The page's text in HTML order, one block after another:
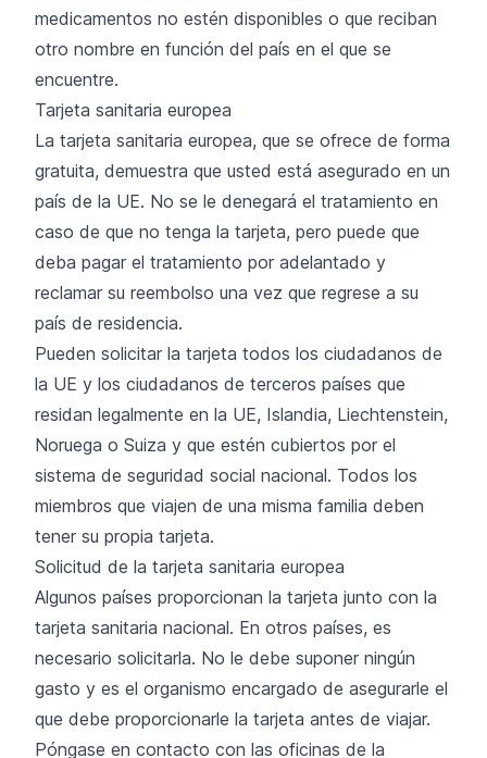
medicamentos no estén disponibles o que reciban
otro nombre en función del país en el que se
encuentre.
Tarjeta sanitaria europea
La tarjeta sanitaria europea, que se ofrece de forma
gratuita, demuestra que usted está asegurado en un
país de la UE. No se le denegará el tratamiento en
caso de que no tenga la tarjeta, pero puede que
deba pagar el tratamiento por adelantado y
reclamar su reembolso una vez que regrese a su
país de residencia.
Pueden solicitar la tarjeta todos los ciudadanos de
la UE y los ciudadanos de terceros países que
residan legalmente en la UE, Islandia, Liechtenstein,
Noruega o Suiza y que estén cubiertos por el
sistema de seguridad social nacional. Todos los
miembros que viajen de una misma familia deben
tener su propia tarjeta.
Solicitud de la tarjeta sanitaria europea
Algunos países proporcionan la tarjeta junto con la
tarjeta sanitaria nacional. En otros países, es
necesario solicitarla. No le debe suponer ningún
gasto y es el organismo encargado de asegurarle el
que debe proporcionarle la tarjeta antes de viajar.
Póngase en contacto con las oficinas de la